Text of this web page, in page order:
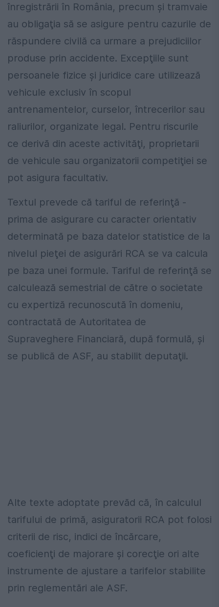
înregistrării în România, precum şi tramvaie
au obligaţia să se asigure pentru cazurile de
răspundere civilă ca urmare a prejudiciilor
produse prin accidente. Excepţiile sunt
persoanele fizice şi juridice care utilizează
vehicule exclusiv în scopul
antrenamentelor, curselor, întrecerilor sau
raliurilor, organizate legal. Pentru riscurile
ce derivă din aceste activităţi, proprietarii
de vehicule sau organizatorii competiţiei se
pot asigura facultativ.
Textul prevede că tariful de referinţă -
prima de asigurare cu caracter orientativ
determinată pe baza datelor statistice de la
nivelul pieţei de asigurări RCA se va calcula
pe baza unei formule. Tariful de referinţă se
calculează semestrial de către o societate
cu expertiză recunoscută în domeniu,
contractată de Autoritatea de
Supraveghere Financiară, după formulă, şi
se publică de ASF, au stabilit deputaţii.
Alte texte adoptate prevăd că, în calculul
tarifului de primă, asiguratorii RCA pot folosi
criterii de risc, indici de încărcare,
coeficienţi de majorare şi corecţie ori alte
instrumente de ajustare a tarifelor stabilite
prin reglementări ale ASF.